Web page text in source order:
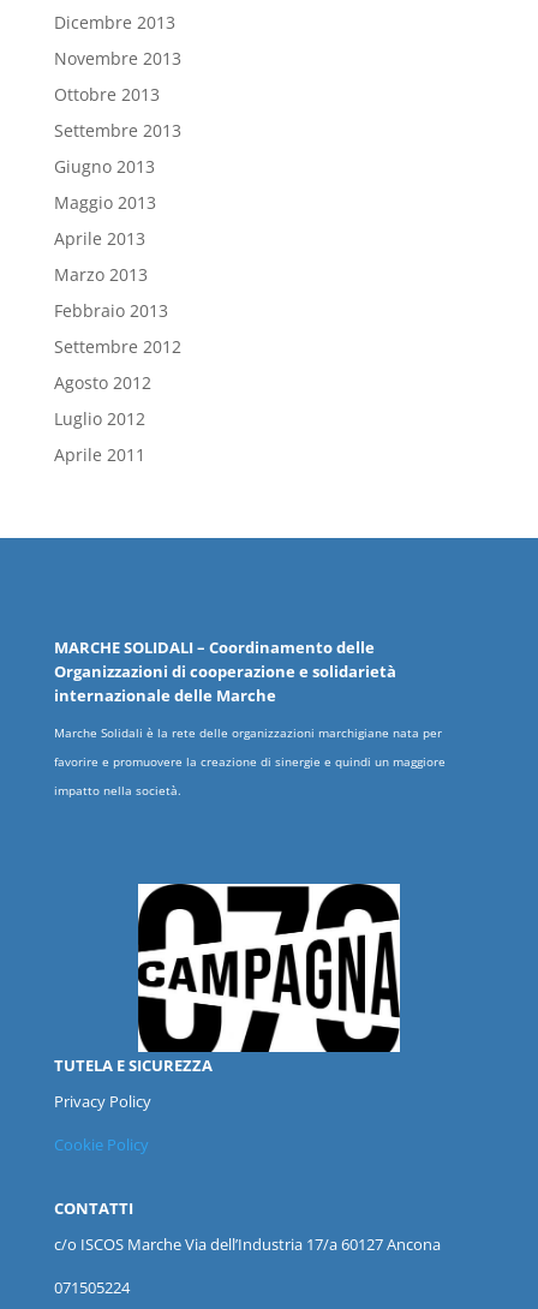
Dicembre 2013
Novembre 2013
Ottobre 2013
Settembre 2013
Giugno 2013
Maggio 2013
Aprile 2013
Marzo 2013
Febbraio 2013
Settembre 2012
Agosto 2012
Luglio 2012
Aprile 2011
MARCHESOLIDALI– Coordinamento delle
Organizzazioni di cooperazione e solidarietà
internazionale delle Marche
Marche Solidali è la rete delle organizzazioni marchigiane nata per
favorire e promuovere la creazione di sinergie e quindi un maggiore
impatto nella società.
TUTELA E SICUREZZA
Privacy Policy
Cookie Policy
CONTATTI
c/o ISCOS MarcheVia dell’Industria 17/a 60127 Ancona
071505224